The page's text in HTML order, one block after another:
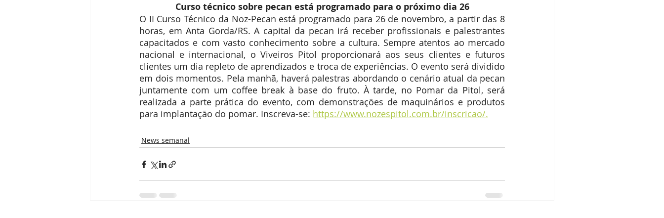
Curso técnico sobre pecan está programado para o próximo dia 26
O II Curso Técnico da Noz-Pecan está programado para 26 de novembro, a partir das 8
horas, em Anta Gorda/RS. A capital da pecan irá receber profissionais e palestrantes
capacitados e com vasto conhecimento sobre a cultura. Sempre atentos ao mercado
nacional e internacional, o Viveiros Pitol proporcionará aos seus clientes e futuros
clientes um dia repleto de aprendizados e troca de experiências. O evento será dividido
em dois momentos. Pela manhã, haverá palestras abordando o cenário atual da pecan
juntamente com um coffee break à base do fruto. À tarde, no Pomar da Pitol, será
realizada a parte prática do evento, com demonstrações de maquinários e produtos
para implantação do pomar. Inscreva-se: https://www.nozespitol.com.br/inscricao/.
News semanal